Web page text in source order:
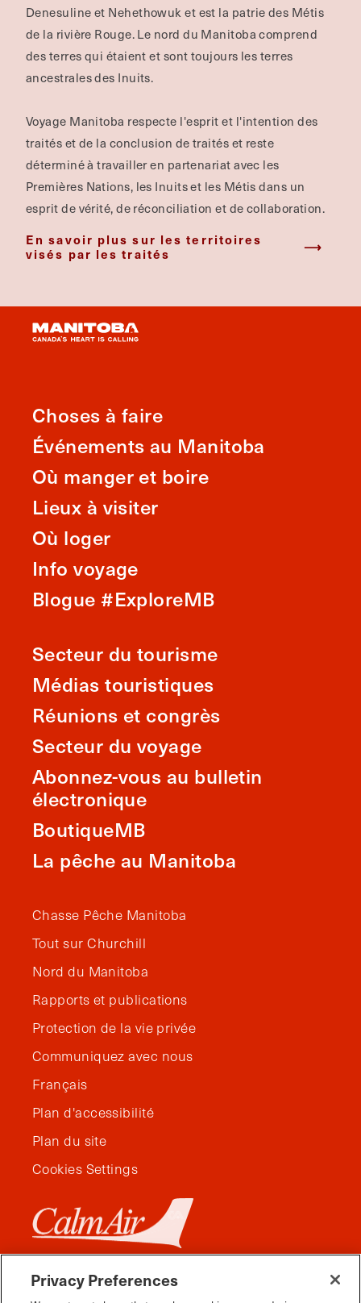
Denesuline et Nehethowuk et est la patrie des Métis
de la rivière Rouge.Le nord du Manitoba comprend
des terres qui étaient et sont toujours les terres
ancestrales des Inuits.
Voyage Manitoba respecte l'esprit et l'intention des
traités et de la conclusion de traités et reste
déterminé à travailler en partenariat avec les
Premières Nations, les Inuits et les Métis dans un
esprit de vérité, de réconciliation et de collaboration.
En savoir plus sur les territoires
visés par les traités
Choses à faire
Événements au Manitoba
Où manger et boire
Lieux à visiter
Où loger
Info voyage
Blogue #ExploreMB
Secteur du tourisme
Médias touristiques
Réunions et congrès
Secteur du voyage
Abonnez-vous au bulletin
électronique
BoutiqueMB
La pêche au Manitoba
Chasse Pêche Manitoba
Tout sur Churchill
Nord du Manitoba
Rapports et publications
Protection de la vie privée
Communiquez avec nous
Français
Plan d'accessibilité
Plan du site
Cookies Settings
Privacy Preferences